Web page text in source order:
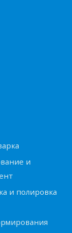
и
и полировка